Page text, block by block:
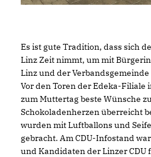
Es ist gute Tradition, dass sich
Linz Zeit nimmt, um mit
Linz und der
Vor den Toren der Edeka-Filiale
zum Muttertag beste Wünsche
Schokoladenherzen überreicht
wurden mit Luftballons und
gebracht. Am CDU-Infostand
und Kandidaten der Linzer CDU